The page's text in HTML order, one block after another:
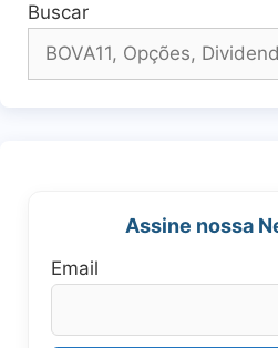
Buscar
Assine nossa
Email